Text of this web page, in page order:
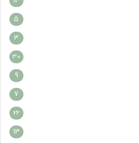
5
3
30
9
7
22
13